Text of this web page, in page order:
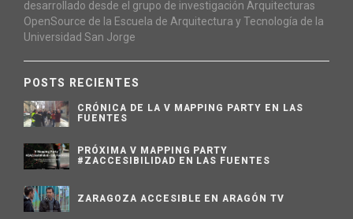
desarrollado desde el grupo de investigación Arquitecturas
OpenSource de la Escuela de Arquitectura y Tecnología de la
Universidad San Jorge
POSTS RECIENTES
CRÓNICA DE LA V MAPPING PARTY EN LAS
FUENTES
PRÓXIMA V MAPPING PARTY
#ZACCESIBILIDAD EN LAS FUENTES
ZARAGOZA ACCESIBLE EN ARAGÓN TV